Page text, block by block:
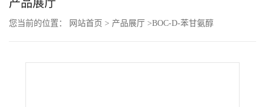
产品展厅
您当前的位置： 网站首页 > 产品展厅 >BOC-D-苯甘氨醇